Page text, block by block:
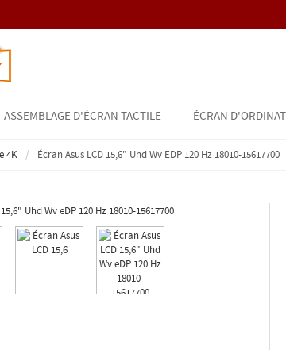
ASSEMBLAGE D'ÉCRAN TACTILE ÉCRAN
4K Écran Asus LCD 15,6" Uhd Wv EDP 120 Hz 18010-15617700